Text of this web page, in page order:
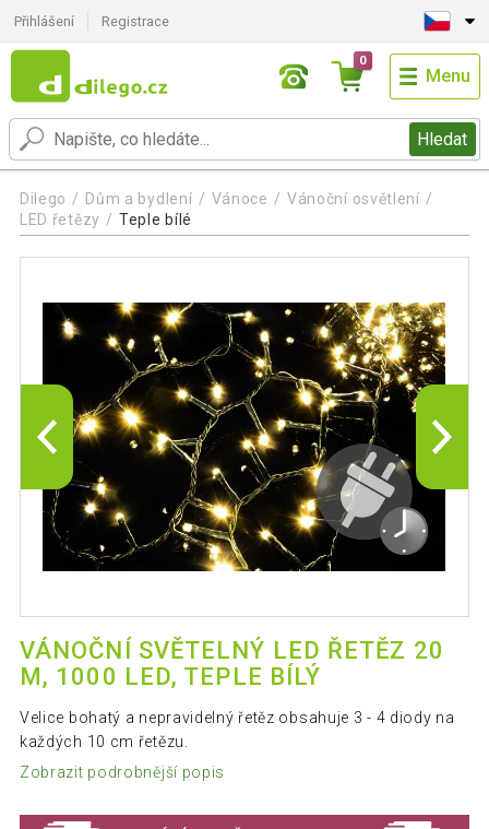
Přihlášení Registrace
Hledat
0
Menu
Dilego Dům a bydlení Vánoce
Vánoční osvětlení
LED řetězy
Teple bílé
VÁNOČNÍ SVĚTELNÝ LED ŘETĚZ 20
M, 1000 LED, TEPLE BÍLÝ
Velice bohatý a nepravidelný řetěz obsahuje 3 - 4 diody na
každých 10 cm řetězu.
Zobrazit podrobnější popis